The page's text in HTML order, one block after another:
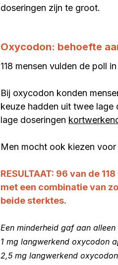
doseringen zijn te groot.
Oxycodon: behoefte
118 mensen vulden de poll
Bij oxycodon konden
keuze hadden uit twee lage
lage doseringen
Men mocht ook kiezen
RESULTAAT: 96 van de
met een combinatie van
beide sterktes.
Een minderheid gaf aan
1 mg langwerkend oxycodon
2,5 mg langwerkend